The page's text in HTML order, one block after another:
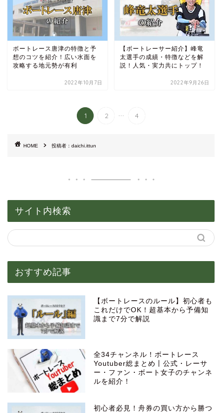
ボートレース唐津の特徴と予
想のコツを紹介！広い水面を
攻略する地元勢が有利
2022年10月7日
【ボートレーサー紹介】峰竜
太選手の成績・特徴などを解
説！人気・実力共にトップ！
2022年9月26日
1 2 ... 4
HOME 投稿者：daichi.ittun
サイト内検索
おすすめ記事
【ボートレースのルール】初心者も
これだけでOK！超基本から予備知
識まで7分で解説
全34チャンネル！ボートレース
Youtuber総まとめ丨公式・レーサ
ー・ファン・ボート女子のチャンネ
ルを紹介！
初心者必見！舟券の買い方から勝つ